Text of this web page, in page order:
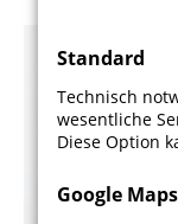
Standard
Technisch
wesentliche
Diese Option
Google Maps